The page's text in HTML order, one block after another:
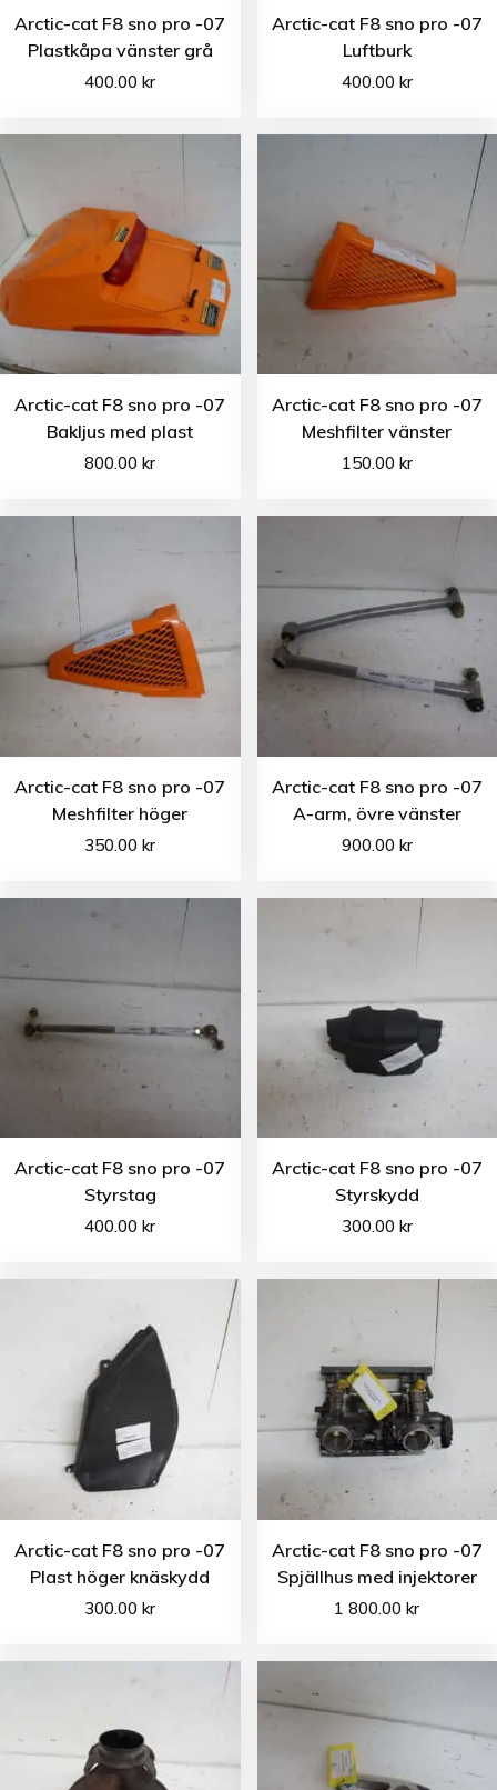
Arctic-cat F8 sno pro -07
Plastkåpa vänster grå
400.00kr
Arctic-cat F8 sno pro -07
Luftburk
400.00 kr
Arctic-cat F8 sno pro -07
Bakljus med plast
800.00kr
Arctic-cat F8 sno pro -07
Meshfilter vänster
150.00 kr
Arctic-cat F8 sno pro -07
Meshfilter höger
350.00kr
Arctic-cat F8 sno pro -07
A-arm, övre vänster
900.00 kr
Arctic-cat F8 sno pro -07
Styrstag
400.00kr
Arctic-cat F8 sno pro -07
Styrskydd
300.00 kr
Arctic-cat F8 sno pro -07
Plast höger knäskydd
300.00kr
Arctic-cat F8 sno pro -07
Spjällhus med injektorer
1 800.00kr